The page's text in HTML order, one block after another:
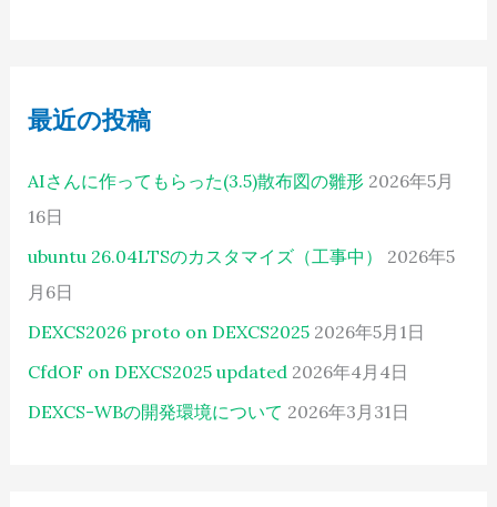
最近の投稿
AIさんに作ってもらった(3.5)散布図の雛形 2026年5月
16日
ubuntu 26.04LTSのカスタマイズ（工事中）
2026年5
月6日
DEXCS2026 proto on DEXCS2025 2026年5月1日
CfdOF on DEXCS2025 updated 2026年4月4日
DEXCS-WBの開発環境について 2026年3月31日